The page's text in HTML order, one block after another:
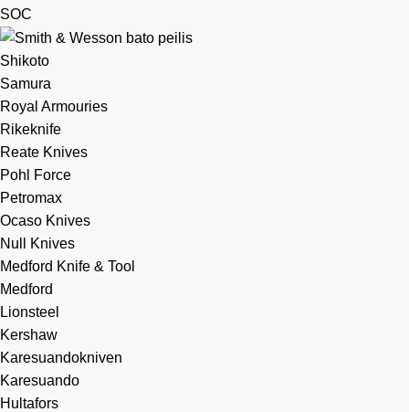
SOC
Shikoto
Samura
Royal Armouries
Rikeknife
Reate Knives
Pohl Force
Petromax
Ocaso Knives
Null Knives
Medford Knife & Tool
Medford
Lionsteel
Kershaw
Karesuandokniven
Karesuando
Hultafors